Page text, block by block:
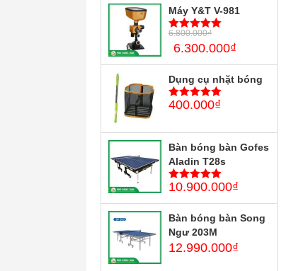
Máy Y&T V-981
5trên 5
6.800.000₫
6.300.000₫
Dụng cụ nhặt bóng
5trên 5
400.000₫
Bàn bóng bàn Gofes
Aladin T28s
5trên 5
10.900.000₫
Bàn bóng bàn Song
Ngư 203M
12.990.000₫